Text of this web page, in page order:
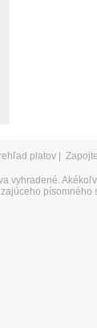
platov
vyhradené.
písomného